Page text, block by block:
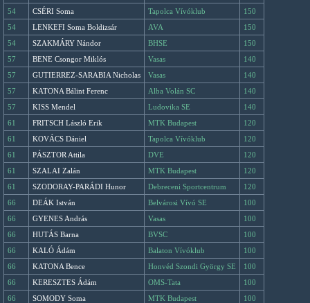
54
CSÉRI Soma Tapolca Vívóklub
150
54
LENKEFI Soma Boldizsár AVA
150
54
SZAKMÁRY Nándor BHSE
150
57
BENE Csongor Miklós Vasas
140
57
GUTIERREZ-SARABIA Nicholas Vasas
140
57
KATONA Bálint Ferenc Alba Volán SC
140
57
KISS Mendel Ludovika SE
140
61
FRITSCH László Erik MTK Budapest
120
61
KOVÁCS Dániel Tapolca Vívóklub
120
61
PÁSZTOR Attila DVE
120
61
SZALAI Zalán MTK Budapest
120
61
SZODORAY-PARÁDI Hunor Debreceni Sportcentrum
120
66
DEÁK István Belvárosi Vívó SE
100
66
GYENES András Vasas
100
66
HUTÁS Barna BVSC
100
66
KALÓ Ádám Balaton Vívóklub
100
66
KATONA Bence Honvéd Szondi György SE
100
66
KERESZTES Ádám OMS-Tata
100
66
SOMODY Soma MTK Budapest
100